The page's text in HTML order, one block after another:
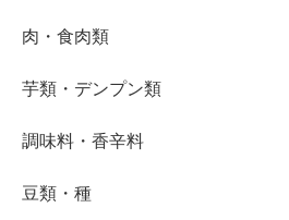
肉・食肉類
芋類・デンプン類
調味料・香辛料
豆類・種